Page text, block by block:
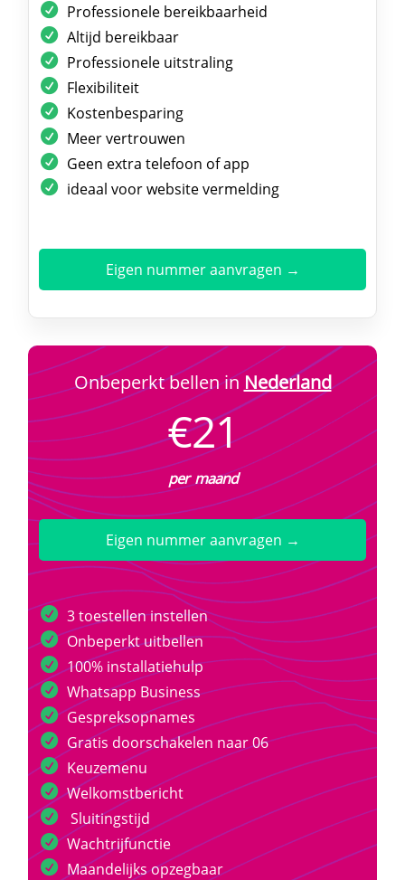
Professionele bereikbaarheid
Altijd bereikbaar
Professionele uitstraling
Flexibiliteit
Kostenbesparing
Meer vertrouwen
Geen extra telefoon of app
ideaal voor website vermelding
Eigen nummer aanvragen →
Onbeperkt bellen inNederland
€21
per maand
Eigen nummer aanvragen →
3 toestellen instellen
Onbeperkt uitbellen
100% installatiehulp
Whatsapp Business
Gespreksopnames
Gratis doorschakelen naar 06
Keuzemenu
Welkomstbericht
Sluitingstijd
Wachtrijfunctie
Maandelijks opzegbaar